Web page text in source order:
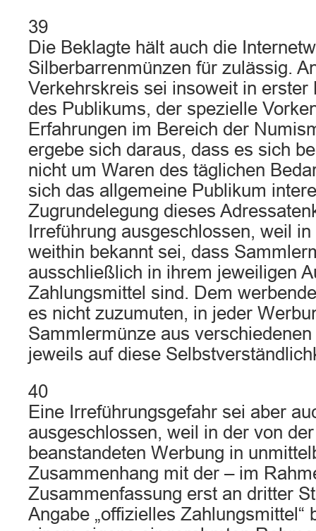
39
Die Beklagte hält auch die
Silberbarrenmünzen für zulässig.
Verkehrskreis sei insoweit in erster
des Publikums, der spezielle
Erfahrungen im Bereich der
ergebe sich daraus, dass es sich
nicht um Waren des täglichen
sich das allgemeine Publikum
Zugrundelegung dieses
Irreführung ausgeschlossen, weil
weithin bekannt sei, dass
ausschließlich in ihrem jeweiligen
Zahlungsmittel sind. Dem
es nicht zuzumuten, in jeder
Sammlermünze aus
jeweils auf diese
40
Eine Irreführungsgefahr sei aber
ausgeschlossen, weil in der von
beanstandeten Werbung in
Zusammenhang mit der – im
Zusammenfassung erst an dritter
Angabe „offizielles Zahlungsmittel“